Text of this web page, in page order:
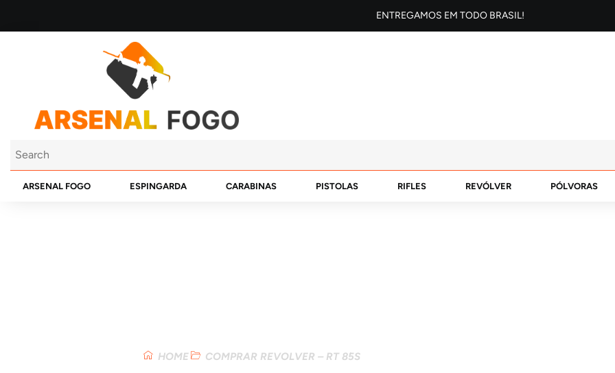
ENTREGAMOS EM TODO BRASIL!
ARSENAL FOGO ESPINGARDA CARABINAS PISTOLAS RIFLES REVÓLVER PÓLVORAS
HOME COMPRAR REVOLVER – RT 85S